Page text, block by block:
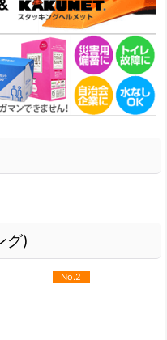
グ)
No.2